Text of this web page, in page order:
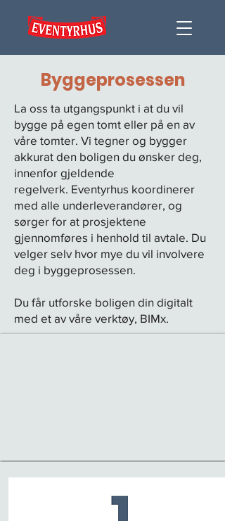
Byggeprosessen
La oss ta utgangspunkt i at du vil
bygge på egen tomt eller på en av
våre tomter. Vi tegner og bygger
akkurat den boligen du ønsker deg,
innenfor gjeldende
regelverk. Eventyrhus koordinerer
med alle underleverandører, og
sørger for at prosjektene
gjennomføres i henhold til avtale. Du
velger selv hvor mye du vil involvere
deg i byggeprosessen.
Du får utforske boligen din digitalt
med et av våre verktøy, BIMx.